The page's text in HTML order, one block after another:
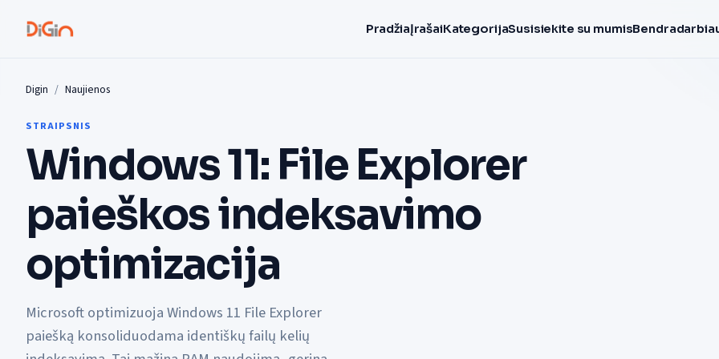
PradžiaĮrašaiKategorijaSusisiekite su mumis
Digin Naujienos
STRAIPSNIS
Windows 11: File Explorer
paieškos indeksavimo
optimizacija
Microsoft optimizuoja Windows 11 File Explorer
paiešką konsoliduodama identiškų failų kelių